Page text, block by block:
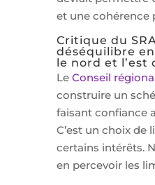
et une cohérence
Critique du
déséquilibre
le nord et l’est
Le Conseil
construire un
faisant confiance
C’est un choix de
certains intérêts.
en percevoir les